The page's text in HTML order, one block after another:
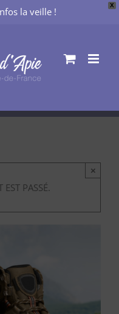
X
la veille !
EST PASSÉ.
×